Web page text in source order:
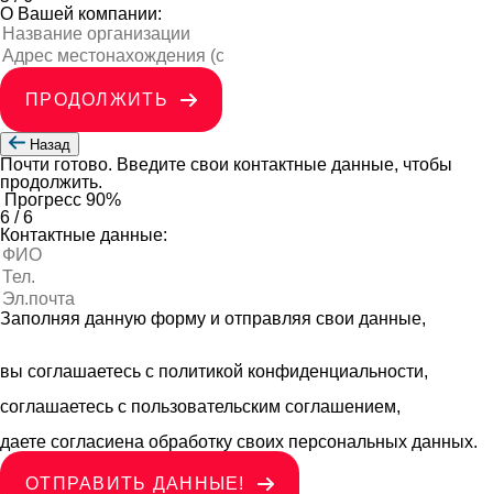
О Вашей компании:
ПРОДОЛЖИТЬ
Назад
Почти готово. Введите свои контактные данные, чтобы
продолжить.
Прогресс 90%
6 / 6
Контактные данные:
Заполняя данную форму и отправляя свои данные,
вы соглашаетесь с политикой конфиденциальности,
соглашаетесь с пользовательским соглашением,
даете согласиена обработку своих персональных данных.
ОТПРАВИТЬ ДАННЫЕ!